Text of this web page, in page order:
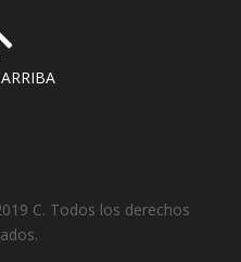
C. Todos los derechos